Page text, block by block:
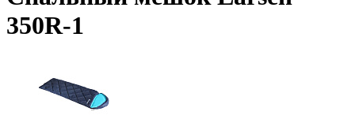
350R-1